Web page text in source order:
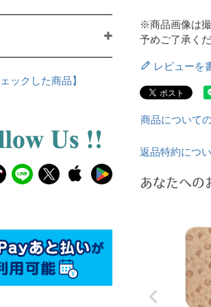
ックした商品】
※商品画像は
予めご了承く
レビューを
商品について
返品特約につ
あなたへの